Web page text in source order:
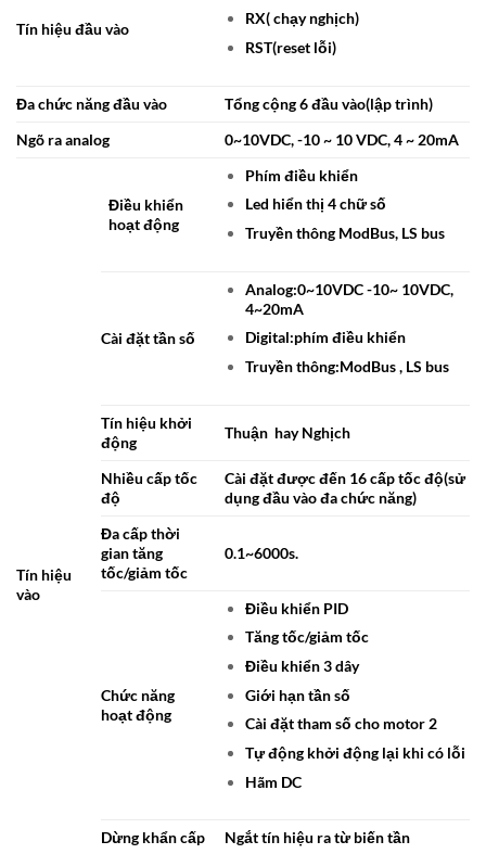
Tín hiệu đầu vào
RX( chạy nghịch)
RST(reset lỗi)
Đa chức năng đầu vào
Tổng cộng 6 đầu vào(lập trình)
Ngõ ra analog
0~10VDC, -10 ~ 10 VDC, 4 ~ 20mA
Tín hiệu
vào
Điều khiển
hoạt động
Phím điều khiển
Led hiển thị 4 chữ số
Truyền thông ModBus, LS bus
Cài đặt tần số
Analog:0~10VDC -10~ 10VDC,
4~20mA
Digital:phím điều khiển
Truyền thông:ModBus , LS bus
Tín hiệu khởi
động
Thuận hay Nghịch
Nhiều cấp tốc
độ
Cài đặt được đến 16 cấp tốc độ(sử
dụng đầu vào đa chức năng)
Đa cấp thời
gian tăng
tốc/giảm tốc
0.1~6000s.
Chức năng
hoạt động
Điều khiển PID
Tăng tốc/giảm tốc
Điều khiển 3 dây
Giới hạn tần số
Cài đặt tham số cho motor 2
Tự động khởi động lại khi có lỗi
Hãm DC
Dừng khẩn cấp Ngắt tín hiệu ra từ biến tần